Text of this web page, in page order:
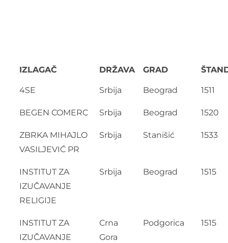
IZLAGAČ DRŽAVA GRAD
4SE Srbija Beograd 1511
BEGEN COMERC Srbija Beograd 1520
ZBRKA MIHAJLO
VASILJEVIĆ PR
Srbija Stanišić 1533
INSTITUT ZA
IZUČAVANJE
RELIGIJE
Srbija Beograd 1515
INSTITUT ZA
IZUČAVANJE
Crna
Gora
Podgorica 1515